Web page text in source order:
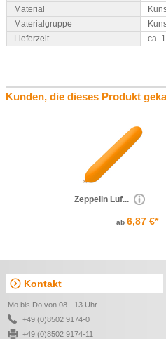
Material
Materialgruppe
Lieferzeit
ca.
Kunden, die dieses Produkt
Zeppelin Luf...
ab 6,87 €*
Kontakt
Mo bis Do von 08 - 13 Uhr
+49 (0)8502 9174-0
+49 (0)8502 9174-11